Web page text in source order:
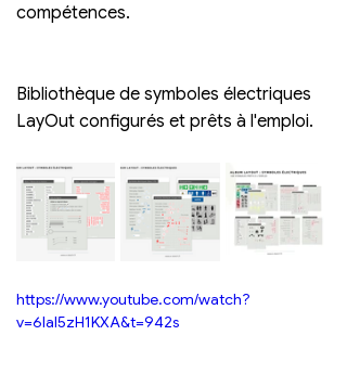
compétences.
Bibliothèque de symboles électriques
LayOut configurés et prêts à l'emploi.
https://www.youtube.com/watch?
v=6Ial5zH1KXA&t=942s